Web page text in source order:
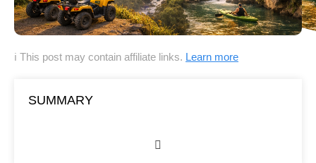
ℹ This post may contain affiliate links. Learn more
SUMMARY